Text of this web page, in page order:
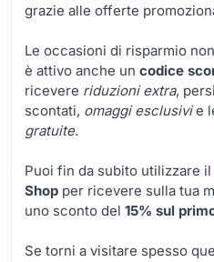
grazie alle offerte
Le occasioni di risparmio
è attivo anche un codice
ricevere riduzioni extra,
scontati, omaggi esclusivie
gratuite.
Puoi fin da subito utilizzare il
Shop per ricevere sulla tua
uno sconto del 15% sul
Se torni a visitare spesso